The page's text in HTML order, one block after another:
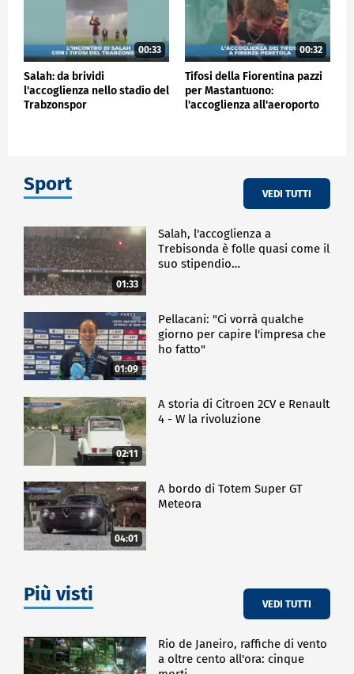
00:33
Salah: da brividi
l'accoglienza nello stadio del
Trabzonspor
00:32
Tifosi della Fiorentina pazzi
per Mastantuono:
l'accoglienza all'aeroporto
Sport VEDI TUTTI
01:33
Salah, l'accoglienza a
Trebisonda è folle quasi come il
suo stipendio…
01:09
Pellacani: "Ci vorrà qualche
giorno per capire l'impresa che
ho fatto"
02:11
A storia di Citroen 2CV e Renault
4 - W la rivoluzione
04:01
A bordo di Totem Super GT
Meteora
Più visti VEDI TUTTI
Rio de Janeiro, raffiche di vento
a oltre cento all'ora: cinque